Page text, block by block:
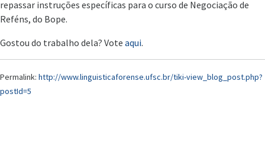
repassar instruções específicas para o curso de Negociação de
Reféns, do Bope.
Gostou do trabalho dela? Vote aqui.
Permalink: http://www.linguisticaforense.ufsc.br/tiki-view_blog_post.php?
postId=5